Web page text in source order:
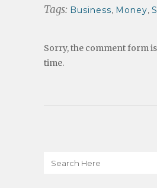
Tags: Business, Money,
Sorry, the comment form
time.